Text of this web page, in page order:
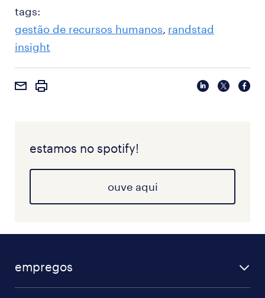
tags:
gestão de recursos humanos randstad
insight
estamos no spotify!
ouve aqui
empregos